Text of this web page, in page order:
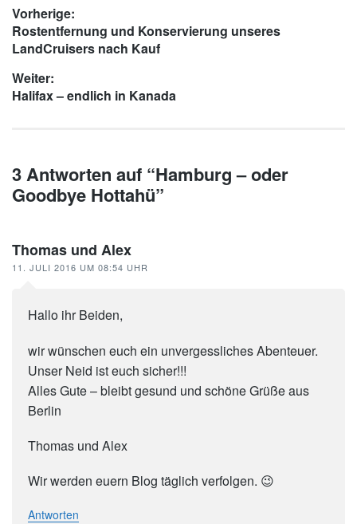
Beitragsnavigation
Vorherige:
Vorheriger
Beitrag:
Rostentfernung und Konservierung unseres
LandCruisers nach Kauf
Weiter:
Nächster
Halifax – endlich in Kanada
3 Antworten auf “Hamburg – oder
Goodbye Hottahü”
Thomas und Alex
11. JULI 2016 UM 08:54 UHR
Hallo ihr Beiden,
wir wünschen euch ein unvergessliches Abenteuer.
Unser Neid ist euch sicher!!!
Alles Gute – bleibt gesund und schöne Grüße aus
Berlin
Thomas und Alex
Wir werden euern Blog täglich verfolgen. 😉
Antworten